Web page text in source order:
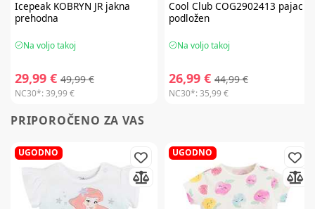
IcepeakKOBRYN JR jakna
prehodna
Na voljo takoj
29,99 € 49,99 €
NC30*:39,99 €
Cool ClubCOG2902413 pajac
podložen
Na voljo takoj
26,99 € 44,99 €
NC30*:35,99 €
PRIPOROČENO ZA VAS
UGODNO UGODNO